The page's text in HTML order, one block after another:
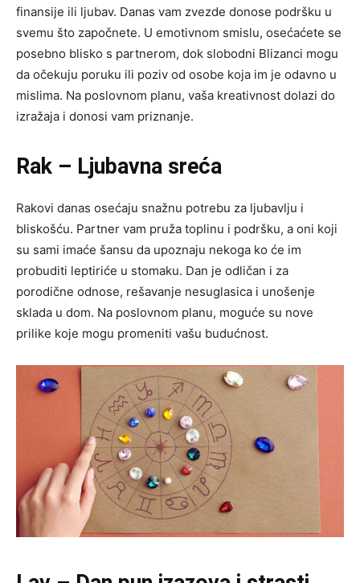
finansije ili ljubav. Danas vam zvezde donose podršku u
svemu što započnete. U emotivnom smislu, osećaćete se
posebno blisko s partnerom, dok slobodni Blizanci mogu
da očekuju poruku ili poziv od osobe koja im je odavno u
mislima. Na poslovnom planu, vaša kreativnost dolazi do
izražaja i donosi vam priznanje.
Rak – Ljubavna sreća
Rakovi danas osećaju snažnu potrebu za ljubavlju i
bliskošću. Partner vam pruža toplinu i podršku, a oni koji
su sami imaće šansu da upoznaju nekoga ko će im
probuditi leptiriće u stomaku. Dan je odličan i za
porodične odnose, rešavanje nesuglasica i unošenje
sklada u dom. Na poslovnom planu, moguće su nove
prilike koje mogu promeniti vašu budućnost.